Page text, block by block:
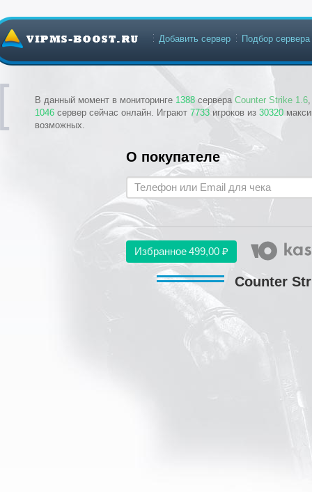
В данный момент в мониторинге 1388 сервера Counter Strike 1.6
1046 сервер сейчас онлайн. Играют 7733 игроков из 30320
возможных.
Добавить сервер Подбор сервера
О покупателе
Избранное499,00 ₽
Counter